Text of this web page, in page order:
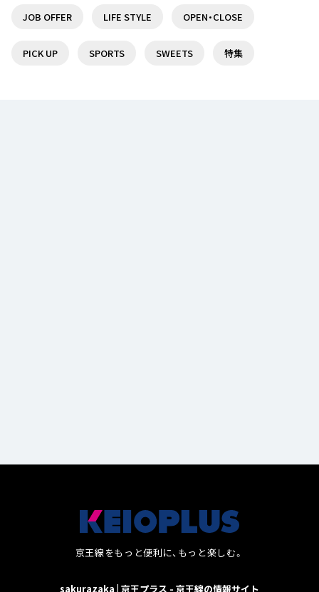
JOB OFFER LIFE STYLE OPEN・CLOSE
PICK UP SPORTS SWEETS 特集
京王線をもっと便利に、もっと楽しむ。
sakurazaka | 京王プラス - 京王線の情報サイト